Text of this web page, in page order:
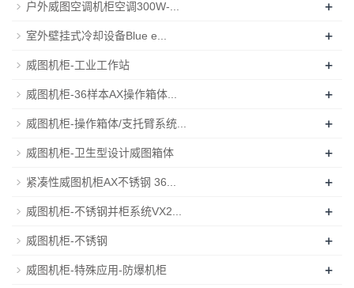
户外威图空调机柜空调300W-... +
室外壁挂式冷却设备Blue e... +
威图机柜-工业工作站 +
威图机柜-36样本AX操作箱体... +
威图机柜-操作箱体/支托臂系统... +
威图机柜-卫生型设计威图箱体 +
紧凑性威图机柜AX不锈钢 36... +
威图机柜-不锈钢并柜系统VX2... +
威图机柜-不锈钢 +
威图机柜-特殊应用-防爆机柜 +